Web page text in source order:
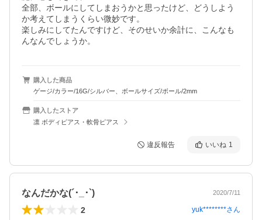
全部、ボールにしてしまおうかと思ったけど、どうしよう
か考えてしまうくらい微妙です。
楽しみにしてたんですけど、そのせいか余計に、こんなも
購入した商品
ゲージ/カラー/16G/シルバー、ボールサイズ/ボール/2mm
購入したストア
凛 ボディピアス・軟骨ピアス
違反報告 いいね 1
なんだかな(´･_･`) 2020/7/11
2 yuk********さん